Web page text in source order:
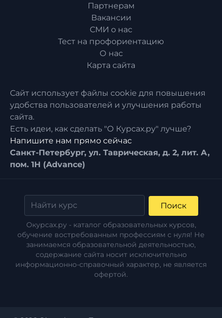
Партнерам
Вакансии
СМИ о нас
Тест на профориентацию
О нас
Карта сайта
Сайт использует файлы cookie для повышения
удобства пользователей и улучшения работы
сайта.
Есть идеи, как сделать "О Курсах.ру" лучше?
Напишите нам прямо сейчас
Санкт-Петербург, ул. Таврическая, д. 2, лит. А,
пом. 1Н (Advance)
Поиск
Окурсах.ру - каталог образовательных курсов,
обучение востребованным профессиям с нуля! Не
занимаемся образовательной деятельностью,
содержание сайта носит исключительно
информационно-справочный характер, не является
офертой.